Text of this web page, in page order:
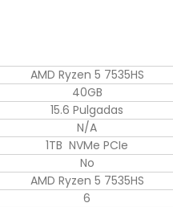
AMD Ryzen 5 7535HS
40GB
15.6 Pulgadas
N/A
1TB NVMe PCIe
No
AMD Ryzen 5 7535HS
6